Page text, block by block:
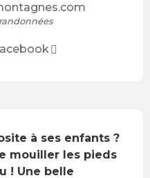
à ses enfants ?
mouiller les pieds
! Une belle